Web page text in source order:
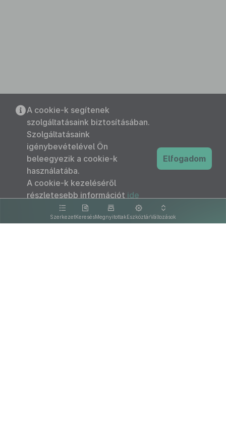
SzerkezetKeresésMegnyitottakEszköztárVáltozások
A cookie-k segítenek
szolgáltatásaink biztosításában.
Szolgáltatásaink
igénybevételével Ön
beleegyezik a cookie-k
használatába.
A cookie-k kezeléséről
részletesebb információt ide
kattintva olvashat.
Elfogadom